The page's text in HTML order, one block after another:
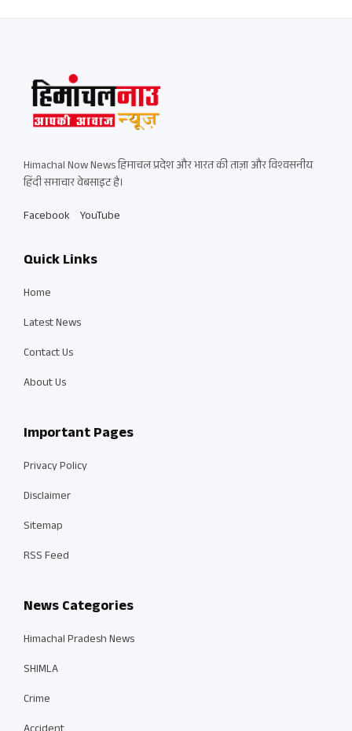
Himachal Now News हिमाचल प्रदेश और भारत की ताज़ा और विश्वसनीय
हिंदी समाचार वेबसाइट है।
Facebook YouTube
Quick Links
Home
Latest News
Contact Us
About Us
Important Pages
Privacy Policy
Disclaimer
Sitemap
RSS Feed
News Categories
Himachal Pradesh News
SHIMLA
Crime